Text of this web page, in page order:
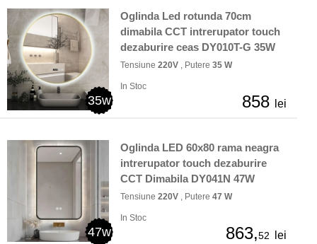
35w
Oglinda Led rotunda 70cm
dimabila CCT intrerupator touch
dezaburire ceas DY010T-G 35W
Tensiune 220V , Putere 35 W
In Stoc
858 lei
47w
Oglinda LED 60x80 rama neagra
intrerupator touch dezaburire
CCT Dimabila DY041N 47W
Tensiune 220V , Putere 47 W
In Stoc
863,52 lei